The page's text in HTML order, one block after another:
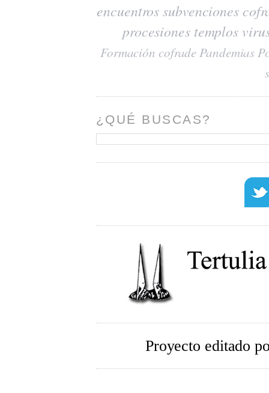
encuentrossubvenciones
procesiones templos
Formación cofradePandemias
¿QUÉ BUSCAS?
Proyecto editado